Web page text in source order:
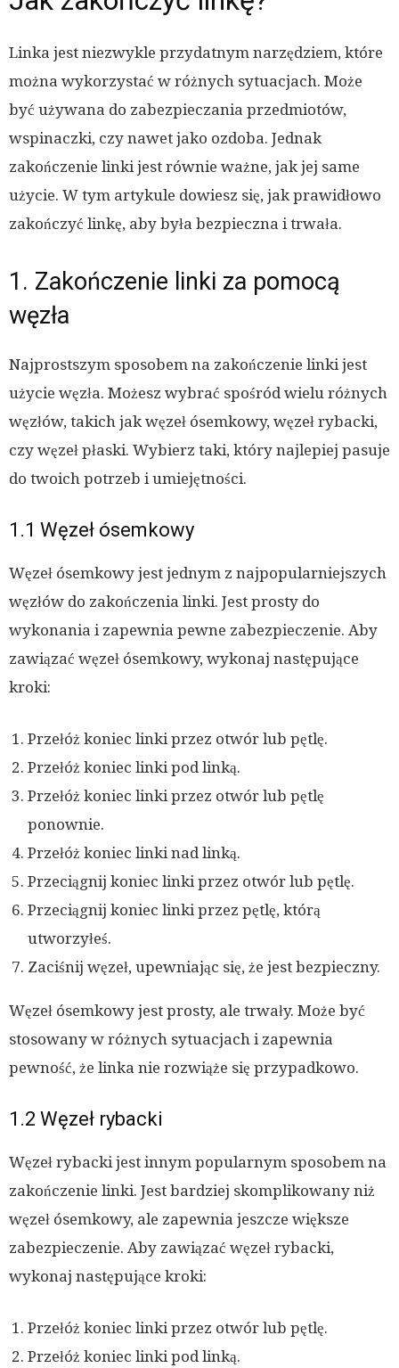
Linka jest niezwykle przydatnym narzędziem, które
można wykorzystać w różnych sytuacjach. Może
być używana do zabezpieczania przedmiotów,
wspinaczki, czy nawet jako ozdoba. Jednak
zakończenie linki jest równie ważne, jak jej same
użycie. W tym artykule dowiesz się, jak prawidłowo
zakończyć linkę, aby była bezpieczna i trwała.
1. Zakończenie linki za pomocą
węzła
Najprostszym sposobem na zakończenie linki jest
użycie węzła. Możesz wybrać spośród wielu różnych
węzłów, takich jak węzeł ósemkowy, węzeł rybacki,
czy węzeł płaski. Wybierz taki, który najlepiej pasuje
do twoich potrzeb i umiejętności.
1.1 Węzeł ósemkowy
Węzeł ósemkowy jest jednym z najpopularniejszych
węzłów do zakończenia linki. Jest prosty do
wykonania i zapewnia pewne zabezpieczenie. Aby
zawiązać węzeł ósemkowy, wykonaj następujące
kroki:
Przełóż koniec linki przez otwór lub pętlę.
Przełóż koniec linki pod linką.
Przełóż koniec linki przez otwór lub pętlę
ponownie.
Przełóż koniec linki nad linką.
Przeciągnij koniec linki przez otwór lub pętlę.
Przeciągnij koniec linki przez pętlę, którą
utworzyłeś.
Zaciśnij węzeł, upewniając się, że jest bezpieczny.
Węzeł ósemkowy jest prosty, ale trwały. Może być
stosowany w różnych sytuacjach i zapewnia
pewność, że linka nie rozwiąże się przypadkowo.
1.2 Węzeł rybacki
Węzeł rybacki jest innym popularnym sposobem na
zakończenie linki. Jest bardziej skomplikowany niż
węzeł ósemkowy, ale zapewnia jeszcze większe
zabezpieczenie. Aby zawiązać węzeł rybacki,
wykonaj następujące kroki:
Przełóż koniec linki przez otwór lub pętlę.
Przełóż koniec linki pod linką.